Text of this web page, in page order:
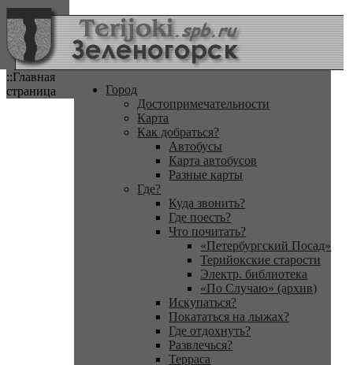
::Главная
страница
Город
Достопримечательности
Карта
Как добраться?
Автобусы
Карта автобусов
Разные карты
Где?
Куда звонить?
Где поесть?
Что почитать?
«Петербургский Посад»
Терийокские старости
Электр. библиотека
«По Случаю» (архив)
Искупаться?
Покататься на лыжах?
Где отдохнуть?
Развлечься?
Терраса